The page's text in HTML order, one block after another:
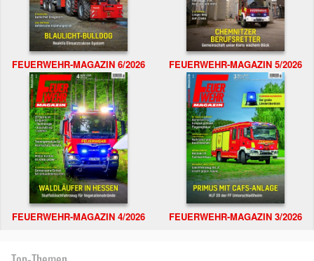
FEUERWEHR-MAGAZIN 6/2026 FEUERWEHR-MAGAZIN 5/2026
FEUERWEHR-MAGAZIN 4/2026 FEUERWEHR-MAGAZIN 3/2026